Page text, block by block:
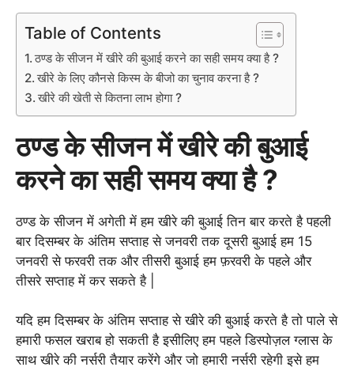
Table of Contents
ठण्ड के सीजन में खीरे की बुआई करने का सही समय क्या है ?
खीरे के लिए कौनसे किस्म के बीजो का चुनाव करना है ?
खीरे की खेती से कितना लाभ होगा ?
ठण्ड के सीजन में खीरे की बुआई
करने का सही समय क्या है ?
ठण्ड के सीजन में अगेती में हम खीरे की बुआई तिन बार करते है पहली
बार दिसम्बर के अंतिम सप्ताह से जनवरी तक दूसरी बुआई हम 15
जनवरी से फरवरी तक और तीसरी बुआई हम फ़रवरी के पहले और
तीसरे सप्ताह में कर सकते है |
यदि हम दिसम्बर के अंतिम सप्ताह से खीरे की बुआई करते है तो पाले से
हमारी फसल खराब हो सकती है इसीलिए हम पहले डिस्पोज़ल ग्लास के
साथ खीरे की नर्सरी तैयार करेंगे और जो हमारी नर्सरी रहेगी इसे हम